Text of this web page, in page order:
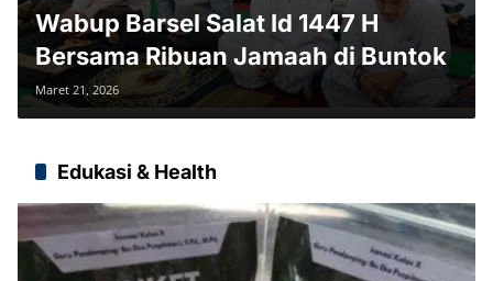
Wabup Barsel Salat Id 1447 H
Bersama Ribuan Jamaah di Buntok
Maret 21, 2026
Edukasi & Health